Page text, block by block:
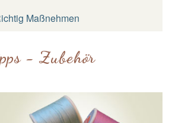
Maßnehmen
- Zubehör